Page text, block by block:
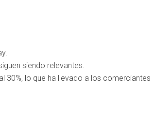
siendo relevantes.
30%, lo que ha llevado a los comerciantes